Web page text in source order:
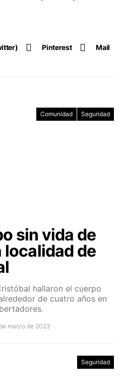
Pinterest Mail
Comunidad Seguridad
sin vida de
localidad de
hallaron el cuerpo
de cuatro años en
marzo de 2023
Seguridad